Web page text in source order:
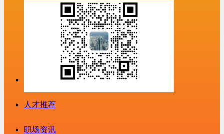
人才推荐
职场资讯